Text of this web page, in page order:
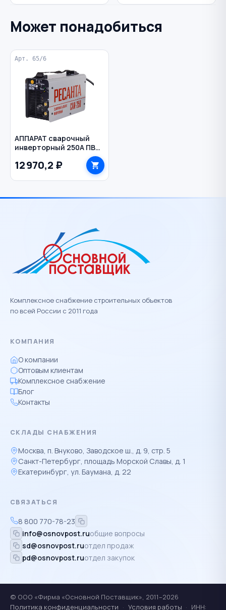
Может понадобиться
Арт. 65/6
АППАРАТ сварочный
инверторный 250А ПВ
70% 2,0-6 мм САИ 250
РЕСАНТА
12 970,2 ₽
Комплексное снабжение строительных объектов
по всей России с 2011 года
КОМПАНИЯ
О компании
Оптовым клиентам
Комплексное снабжение
Блог
Контакты
СКЛАДЫ СНАБЖЕНИЯ
Москва, п. Внуково, Заводское ш., д. 9, стр. 5
Санкт-Петербург, площадь Морской Славы, д. 1
Екатеринбург, ул. Баумана, д. 22
СВЯЗАТЬСЯ
8 800 770-78-23
info@osnovpost.ruобщие вопросы
sd@osnovpost.ruотдел продаж
pd@osnovpost.ruотдел закупок
© ООО «Фирма «Основной Поставщик», 2011–2026
Политика конфиденциальности · Условия работы · ИНН: